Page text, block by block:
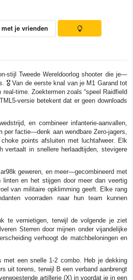
met je vrienden
stijl Tweede Wereldoorlog shooter die je—
🎖️ Van de eerste knal van je M1 Garand tot
time. Zoektermen zoals “speel Raidfield
versie betekent dat er geen downloads
en combineer infanterie-aanvallen,
factie—denk aan wendbare Zero-jagers,
points afsluiten met luchtafweer. Elk
in snellere herlaadtijden, stevigere
geweren, en meer—gecombineerd met
en het stijgen door meer dan veertig
van militaire opklimming geeft. Elke rang
voorraden naar hun team kunnen
te vernietigen, terwijl de volgende je ziet
Sterren door mijnen onder vijandelijke
verhoogt de matchbeloningen en
een snelle 1-2 combo. Heb je dekking
uit torens, terwijl B een verband aanbrengt
artillerie (X) in voordat je in een